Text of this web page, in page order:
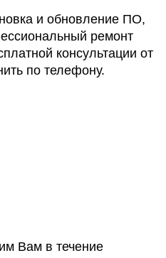
и обновление ПО,
ремонт
консультации от
по телефону.
Вам в течение